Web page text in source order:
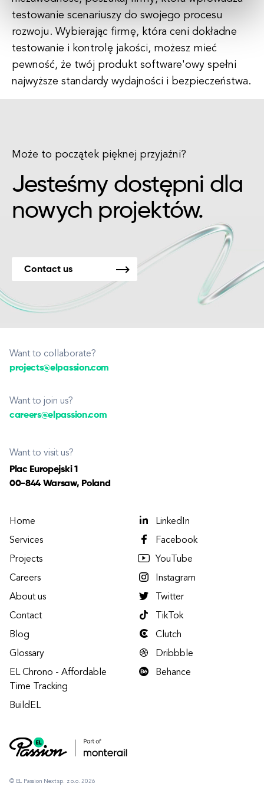
testowanie scenariuszy do swojego procesu
rozwoju. Wybierając firmę, która ceni dokładne
testowanie i kontrolę jakości, możesz mieć
pewność, że twój produkt software'owy spełni
najwyższe standardy wydajności i bezpieczeństwa.
Może to początek pięknej przyjaźni?
Jesteśmy dostępni dla
nowych projektów.
Contact us
Want to collaborate?
projects@elpassion.com
Want to join us?
careers@elpassion.com
Want to visit us?
Plac Europejski 1
00-844 Warsaw, Poland
© EL Passion Next sp. z o.o. 2026
Home
Services
Projects
Careers
About us
Contact
Blog
Glossary
EL Chrono - Affordable
Time Tracking
BuildEL
LinkedIn
Facebook
YouTube
Instagram
Twitter
TikTok
Clutch
Dribbble
Behance